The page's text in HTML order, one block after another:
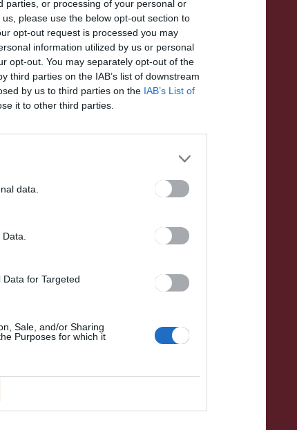
parties, or processing of your personal or
please use the below opt-out section to
opt-out request is processed you may
information utilized by us or personal
opt-out. You may separately opt-out of the
third parties on the IAB’s list of downstream
by us to third parties on the IAB’s List of
it to other third parties.
data.
for Targeted
Sale, and/or Sharing
Purposes for which it